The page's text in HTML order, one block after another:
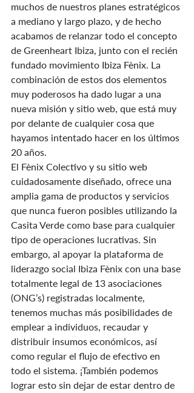
muchos de nuestros planes estratégicos
a mediano y largo plazo, y de hecho
acabamos de relanzar todo el concepto
de Greenheart Ibiza, junto con el recién
fundado movimiento Ibiza Fènix. La
combinación de estos dos elementos
muy poderosos ha dado lugar a una
nueva misión y sitio web, que está muy
por delante de cualquier cosa que
hayamos intentado hacer en los últimos
20 años.
El Fènix Colectivo y su sitio web
cuidadosamente diseñado, ofrece una
amplia gama de productos y servicios
que nunca fueron posibles utilizando la
Casita Verde como base para cualquier
tipo de operaciones lucrativas. Sin
embargo, al apoyar la plataforma de
liderazgo social Ibiza Fènix con una base
totalmente legal de 13 asociaciones
(ONG’s) registradas localmente,
tenemos muchas más posibilidades de
emplear a individuos, recaudar y
distribuir insumos económicos, así
como regular el flujo de efectivo en
todo el sistema. ¡También podemos
lograr esto sin dejar de estar dentro de